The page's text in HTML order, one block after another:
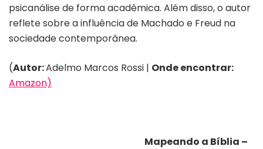
psicanálise de forma acadêmica. Além disso, o autor
reflete sobre a influência de Machado e Freud na
sociedade contemporânea.
(Autor:Adelmo Marcos Rossi | Onde encontrar:
Amazon)
Mapeando a Bíblia –